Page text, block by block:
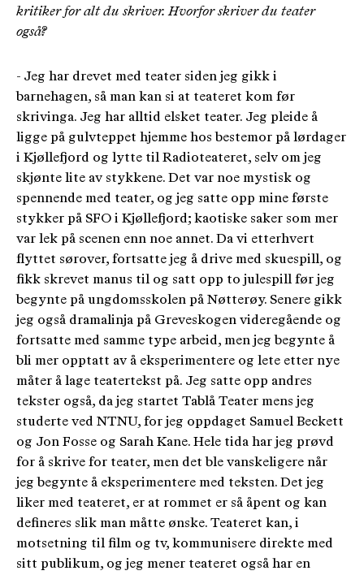
kritiker for alt du skriver. Hvorfor skriver du teater
også?
- Jeg har drevet med teater siden jeg gikk i
barnehagen, så man kan si at teateret kom før
skrivinga. Jeg har alltid elsket teater. Jeg pleide å
ligge på gulvteppet hjemme hos bestemor på lørdager
i Kjøllefjord og lytte til Radioteateret, selv om jeg
skjønte lite av stykkene. Det var noe mystisk og
spennende med teater, og jeg satte opp mine første
stykker på SFO i Kjøllefjord; kaotiske saker som mer
var lek på scenen enn noe annet. Da vi etterhvert
flyttet sørover, fortsatte jeg å drive med skuespill, og
fikk skrevet manus til og satt opp to julespill før jeg
begynte på ungdomsskolen på Nøtterøy. Senere gikk
jeg også dramalinja på Greveskogen videregående og
fortsatte med samme type arbeid, men jeg begynte å
bli mer opptatt av å eksperimentere og lete etter nye
måter å lage teatertekst på. Jeg satte opp andres
tekster også, da jeg startet Tablå Teater mens jeg
studerte ved NTNU, for jeg oppdaget Samuel Beckett
og Jon Fosse og Sarah Kane. Hele tida har jeg prøvd
for å skrive for teater, men det ble vanskeligere når
jeg begynte å eksperimentere med teksten. Det jeg
liker med teateret, er at rommet er så åpent og kan
defineres slik man måtte ønske. Teateret kan, i
motsetning til film og tv, kommunisere direkte med
sitt publikum, og jeg mener teateret også har en